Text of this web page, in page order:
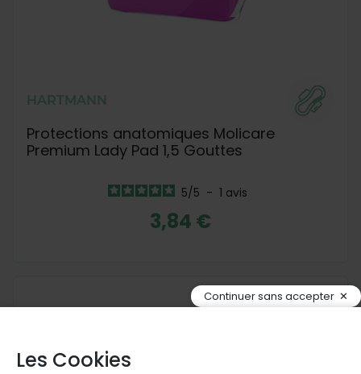
HARTMANN
Protections anatomiques Molicare
Premium Lady Pad 1,5 Gouttes
5/5 - 1 avis
3,84 €
Continuer sans accepter
Les Cookies